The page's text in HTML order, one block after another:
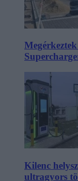
Kilenc
ultragyors